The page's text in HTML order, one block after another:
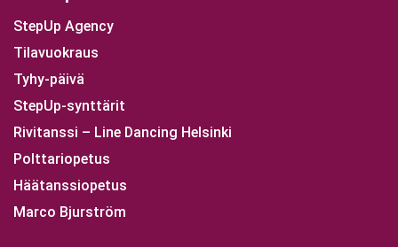
StepUp Agency
Tilavuokraus
Tyhy-päivä
StepUp-synttärit
Rivitanssi – Line Dancing Helsinki
Polttariopetus
Häätanssiopetus
Marco Bjurström